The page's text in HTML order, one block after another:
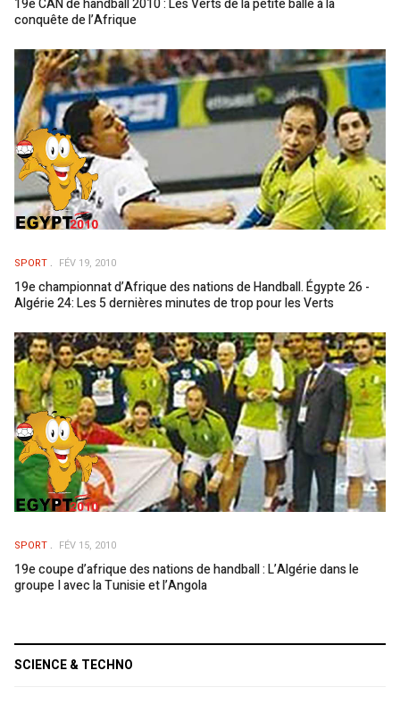
19e CAN de handball 2010 : Les Verts de la petite balle à la
conquête de l’Afrique
SPORT FÉV 19, 2010
19e championnat d’Afrique des nations de Handball. Égypte 26 -
Algérie 24: Les 5 dernières minutes de trop pour les Verts
SPORT FÉV 15, 2010
19e coupe d’afrique des nations de handball : L’Algérie dans le
groupe I avec la Tunisie et l’Angola
SCIENCE & TECHNO